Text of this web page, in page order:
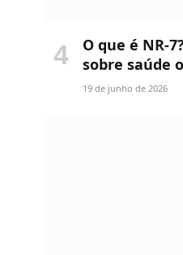
O que é NR-
sobre saúde
19 de junho de 2026